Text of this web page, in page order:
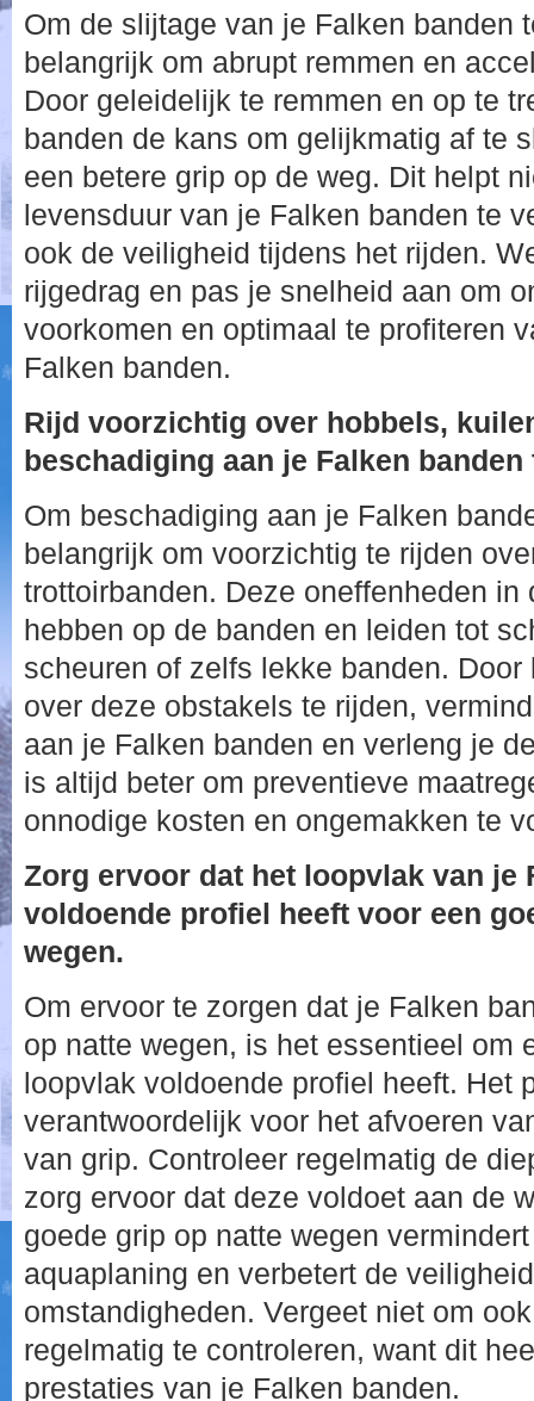
Om de slijtage van je Falken banden
belangrijk om abrupt remmen en
Door geleidelijk te remmen en op te
banden de kans om gelijkmatig af te
een betere grip op de weg. Dit helpt
levensduur van je Falken banden te
ook de veiligheid tijdens het rijden.
rijgedrag en pas je snelheid aan om
voorkomen en optimaal te profiteren
Falken banden.
Rijd voorzichtig over hobbels,
beschadiging aan je Falken
Om beschadiging aan je Falken
belangrijk om voorzichtig te rijden
trottoirbanden. Deze oneffenheden in
hebben op de banden en leiden tot
scheuren of zelfs lekke banden.
over deze obstakels te rijden,
aan je Falken banden en verleng je
is altijd beter om preventieve
onnodige kosten en ongemakken te
Zorg ervoor dat het loopvlak van je
voldoende profiel heeft voor een
wegen.
Om ervoor te zorgen dat je Falken
op natte wegen, is het essentieel om
loopvlak voldoende profiel heeft. Het
verantwoordelijk voor het afvoeren
van grip. Controleer regelmatig de
zorg ervoor dat deze voldoet aan de
goede grip op natte wegen
aquaplaning en verbetert de
omstandigheden. Vergeet niet om
regelmatig te controleren, want dit
prestaties van je Falken banden.